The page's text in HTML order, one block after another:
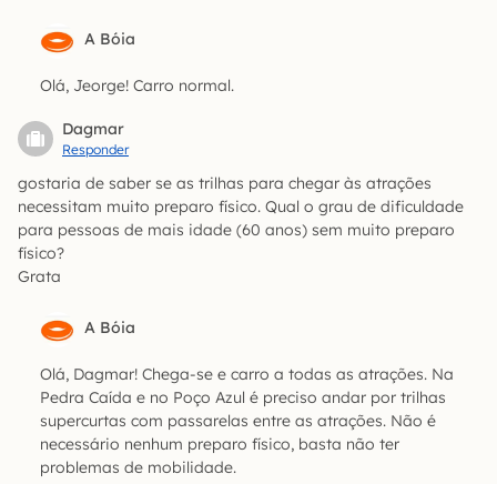
A Bóia
Olá, Jeorge! Carro normal.
Dagmar
Responder
gostaria de saber se as trilhas para chegar às atrações
necessitam muito preparo físico. Qual o grau de dificuldade
para pessoas de mais idade (60 anos) sem muito preparo
físico?
Grata
A Bóia
Olá, Dagmar! Chega-se e carro a todas as atrações. Na
Pedra Caída e no Poço Azul é preciso andar por trilhas
supercurtas com passarelas entre as atrações. Não é
necessário nenhum preparo físico, basta não ter
problemas de mobilidade.